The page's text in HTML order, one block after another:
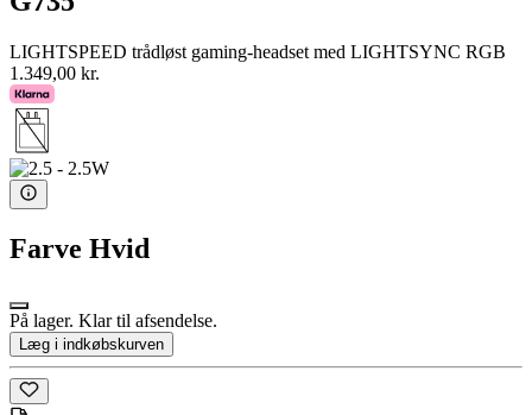
LIGHTSPEED trådløst gaming-headset med LIGHTSYNC RGB
1.349,00 kr.
Farve Hvid
På lager. Klar til afsendelse.
Læg i indkøbskurven